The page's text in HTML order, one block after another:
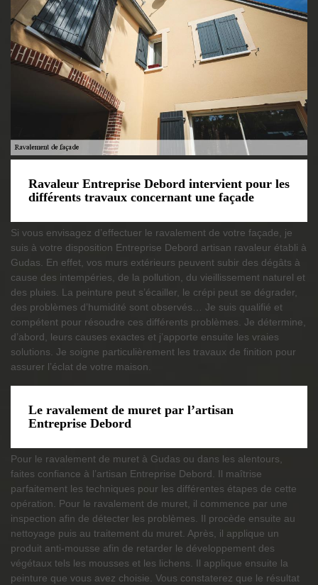
Ravaleur Entreprise Debord intervient pour les
différents travaux concernant une façade
Si vous envisagez d’effectuer le ravalement de votre façade, je
suis à votre disposition Entreprise Debord artisan ravaleur établi à
Gudas. En effet, vos murs extérieurs peuvent subir des dégâts à
cause des intempéries, de la pollution, du vieillissement naturel et
des pluies. La peinture peut s’écailler, le crépi peut se dégrader,
des problèmes d’humidité sont observés… Je suis qualifié et
compétent pour résoudre ces différents problèmes. Je détermine,
d’abord, leurs causes exactes et j’apporte ensuite les vraies
solutions. Je soigne particulièrement les travaux de finition pour
assurer l’éclat de votre maison.
Le ravalement de muret par l’artisan
Entreprise Debord
Pour le ravalement de muret à Gudas ou dans les alentours,
faites confiance à l’artisan Entreprise Debord. Il maîtrise
parfaitement les techniques pour les différentes étapes de cette
opération. Pour le ravalement de muret, il commence par une
inspection afin de détecter les problèmes. Il procède ensuite au
nettoyage puis au traitement du muret. Après, il applique un
produit anti-mousse afin de retarder le développement des
végétaux tels les mousses et les lichens. Il applique ensuite la
peinture que vous avez choisie. Vous constaterez que le résultat